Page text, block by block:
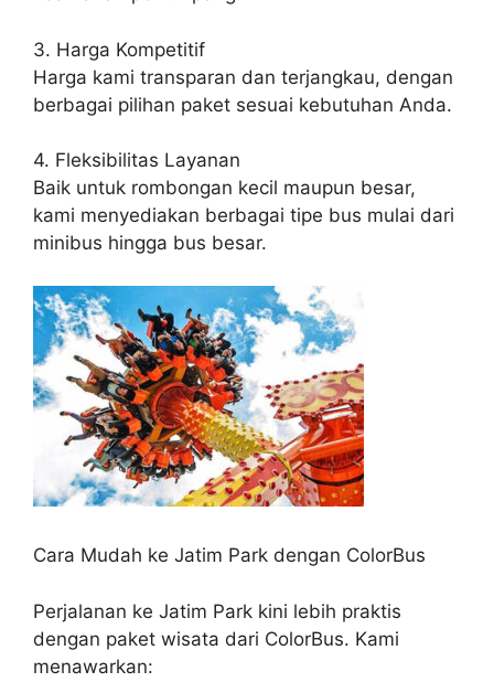
3. Harga Kompetitif
Harga kami transparan dan terjangkau, dengan
berbagai pilihan paket sesuai kebutuhan Anda.
4. Fleksibilitas Layanan
Baik untuk rombongan kecil maupun besar,
kami menyediakan berbagai tipe bus mulai dari
minibus hingga bus besar.
Cara Mudah ke Jatim Park dengan ColorBus
Perjalanan ke Jatim Park kini lebih praktis
dengan paket wisata dari ColorBus. Kami
menawarkan: